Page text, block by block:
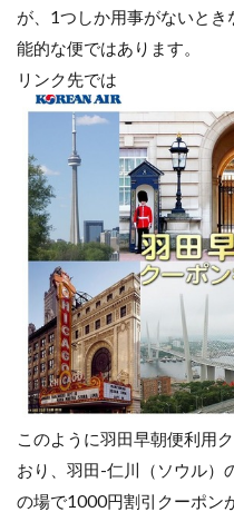
が、1つしか用事がないと
能的な便ではあります。
リンク先では
このように羽田早朝便利用
おり、羽田-仁川（ソウル）
の場で1000円割引クーポン